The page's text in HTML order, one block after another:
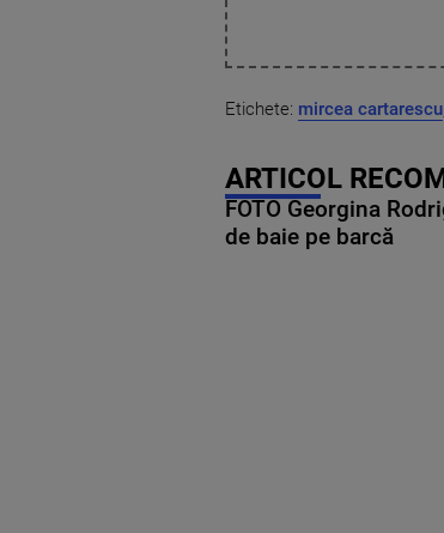
Etichete: mircea cartarescu
ARTICOL
FOTO Georgina
de baie pe barcă